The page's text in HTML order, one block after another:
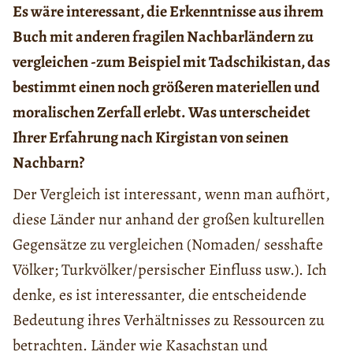
Es wäre interessant, die Erkenntnisse aus ihrem
Buch mit anderen fragilen Nachbarländern zu
vergleichen -zum Beispiel mit Tadschikistan, das
bestimmt einen noch größeren materiellen und
moralischen Zerfall erlebt. Was unterscheidet
Ihrer Erfahrung nach Kirgistan von seinen
Nachbarn?
Der Vergleich ist interessant, wenn man aufhört,
diese Länder nur anhand der großen kulturellen
Gegensätze zu vergleichen (Nomaden/ sesshafte
Völker; Turkvölker/persischer Einfluss usw.). Ich
denke, es ist interessanter, die entscheidende
Bedeutung ihres Verhältnisses zu Ressourcen zu
betrachten. Länder wie Kasachstan und